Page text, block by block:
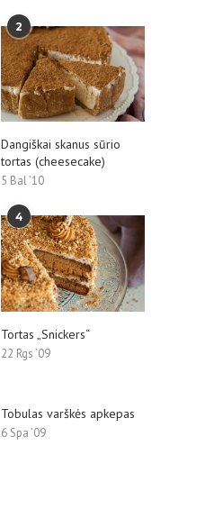
2
Dangiškai skanus sūrio
tortas (cheesecake)
5 Bal ’10
4
Tortas „Snickers“
22 Rgs ’09
Tobulas varškės apkepas
6 Spa ’09